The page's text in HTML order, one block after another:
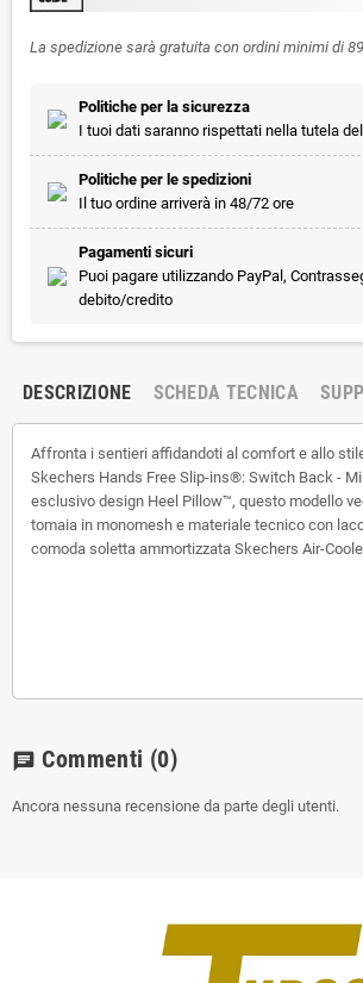
La spedizione sarà gratuita con ordini minimi di
Politiche per la sicurezza
I tuoi dati saranno rispettati nella tutela
Politiche per le spedizioni
Il tuo ordine arriverà in 48/72 ore
Pagamenti sicuri
Puoi pagare utilizzando PayPal,
debito/credito
DESCRIZIONE SCHEDA TECNICA
Affronta i sentieri affidandoti al comfort e allo
Skechers Hands Free Slip-ins®: Switch Back -
esclusivo design Heel Pillow™, questo modello
tomaia in monomesh e materiale tecnico con
comoda soletta ammortizzata Skechers Air-
chat Commenti (0)
Ancora nessuna recensione da parte degli utenti.